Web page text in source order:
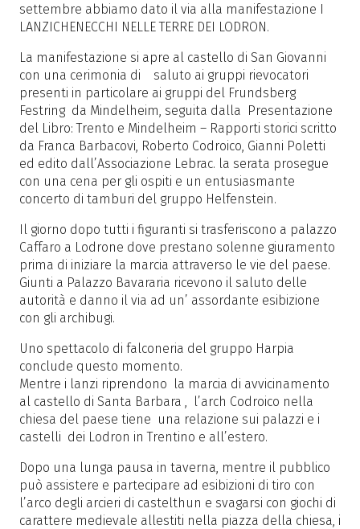
settembre abbiamo dato il via alla manifestazione I
LANZICHENECCHI NELLE TERRE DEI LODRON.
La manifestazione si apre al castello di San Giovanni
con una cerimonia di saluto ai gruppi rievocatori
presenti in particolare ai gruppi del Frundsberg
Festring da Mindelheim, seguita dalla Presentazione
del Libro: Trento e Mindelheim – Rapporti storici scritto
da Franca Barbacovi, Roberto Codroico, Gianni Poletti
ed edito dall’Associazione Lebrac. la serata prosegue
con una cena per gli ospiti e un entusiasmante
concerto di tamburi del gruppo Helfenstein.
Il giorno dopo tutti i figuranti si trasferiscono a palazzo
Caffaro a Lodrone dove prestano solenne giuramento
prima di iniziare la marcia attraverso le vie del paese.
Giunti a Palazzo Bavararia ricevono il saluto delle
autorità e danno il via ad un’ assordante esibizione
con gli archibugi.
Uno spettacolo di falconeria del gruppo Harpia
conclude questo momento.
Mentre i lanzi riprendono la marcia di avvicinamento
al castello di Santa Barbara , l’arch Codroico nella
chiesa del paese tiene una relazione sui palazzi e i
castelli dei Lodron in Trentino e all’estero.
Dopo una lunga pausa in taverna, mentre il pubblico
può assistere e partecipare ad esibizioni di tiro con
l’arco degli arcieri di castelthun e svagarsi con giochi di
carattere medievale allestiti nella piazza della chiesa, i